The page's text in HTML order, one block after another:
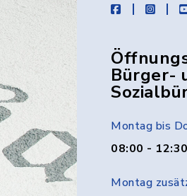
facebook
Bürger-
Montag bis
08:00 -
Montag